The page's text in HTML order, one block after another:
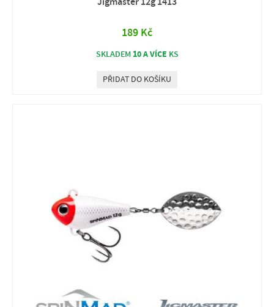
189 Kč
SKLADEM 10 A VÍCE KS
PŘIDAT DO KOŠÍKU